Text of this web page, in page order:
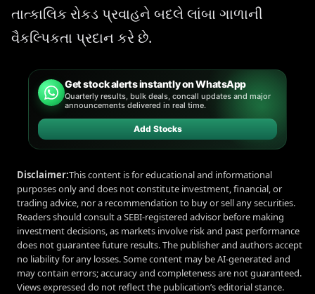
તાત્કાલિક રોકડ પ્રવાહને બદલે લાંબા ગાળાની
વૈકલ્પિકતા પ્રદાન કરે છે.
Get stock alerts instantly on WhatsApp
Quarterly results, bulk deals, concall updates and major
announcements delivered in real time.
Add Stocks
Disclaimer:This content is for educational and informational
purposes only and does not constitute investment, financial, or
trading advice, nor a recommendation to buy or sell any securities.
Readers should consult a SEBI-registered advisor before making
investment decisions, as markets involve risk and past performance
does not guarantee future results. The publisher and authors accept
no liability for any losses. Some content may be AI-generated and
may contain errors; accuracy and completeness are not guaranteed.
Views expressed do not reflect the publication’s editorial stance.